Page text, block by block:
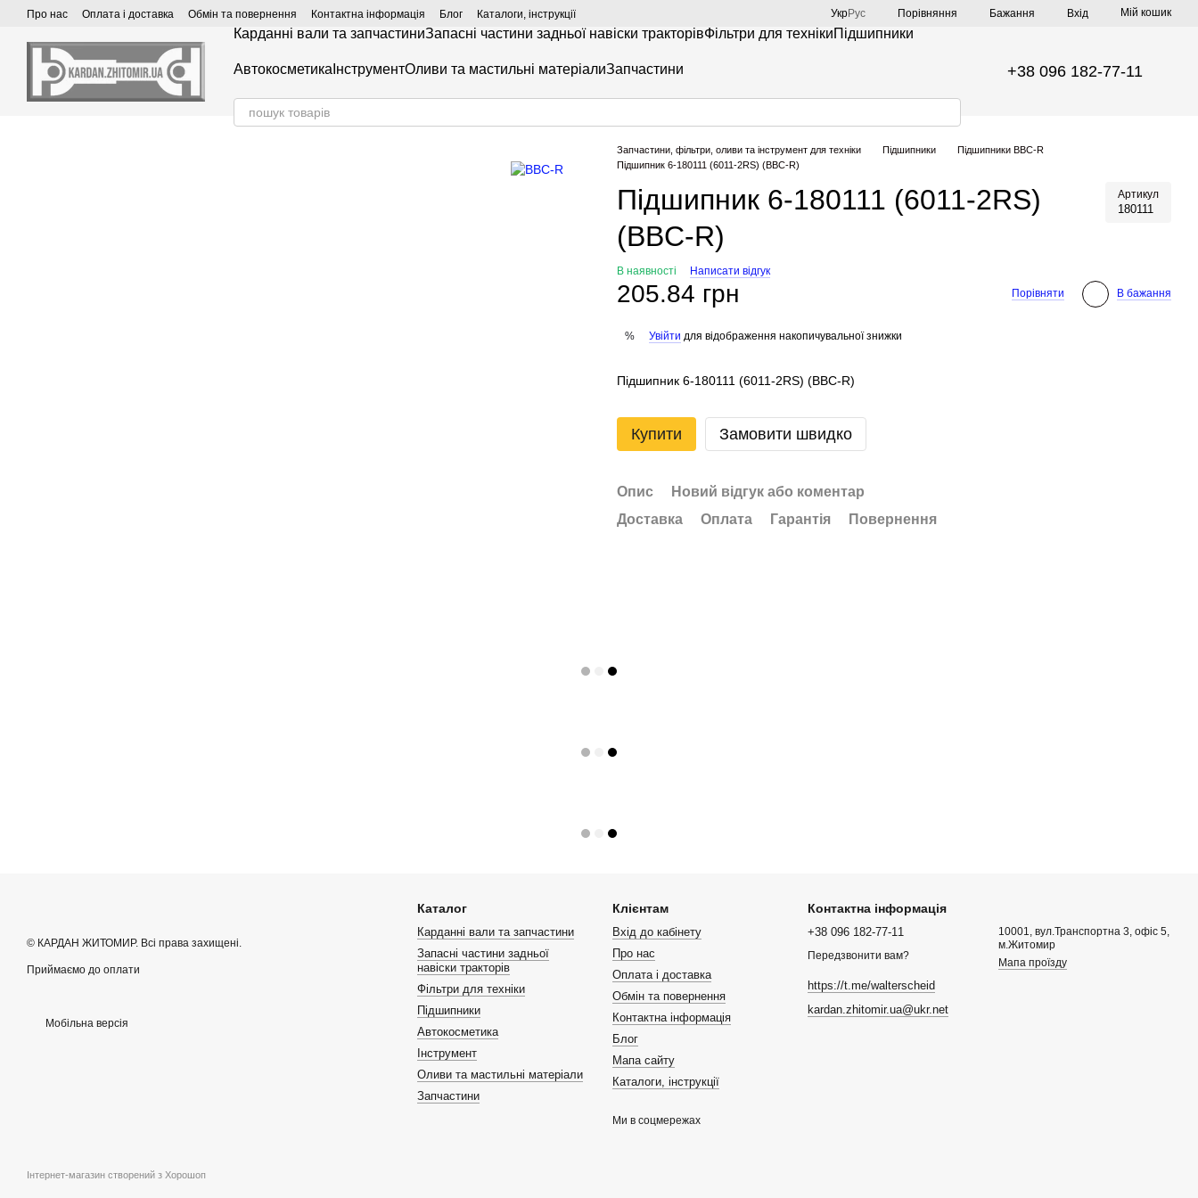
Перейти до основного контенту
Про нас Оплата і доставка Обмін та повернення Контактна інформація Блог Каталоги, інструкції УкрРус Порівняння Бажання Вхід Мій кошик
Карданні вали та запчастиниЗапасні частини задньої навіски тракторівФільтри для технікиПідшипники
Автокосметика ІнструментОливи та мастильні матеріалиЗапчастини +38 096 182-77-11
Запчастини, фільтри, оливи та інструмент для техніки Підшипники
Підшипники BBC-R
Підшипник 6-180111 (6011-2RS) (BBC-R)
Підшипник 6-180111 (6011-2RS)
(BBC-R)
Артикул
180111
В наявності Написати відгук
205.84 грн Порівняти В бажання
% Увійти для відображення накопичувальної знижки
Підшипник 6-180111 (6011-2RS) (BBC-R)
Купити Замовити швидко
Опис
Новий відгук або коментар
Доставка
Оплата Гарантія Повернення
© КАРДАН ЖИТОМИР. Всі права захищені.
Приймаємо до оплати
Мобільна версія
Інтернет-магазин створений з Хорошоп
Каталог
Карданні вали та запчастини
Запасні частини задньої
навіски тракторів
Фільтри для техніки
Підшипники
Автокосметика
Інструмент
Оливи та мастильні матеріали
Запчастини
Клієнтам
Вхід до кабінету
Про нас
Оплата і доставка
Обмін та повернення
Контактна інформація
Блог
Мапа сайту
Каталоги, інструкції
Ми в соцмережах
Контактна інформація
+38 096 182-77-11
Передзвонити вам?
https://t.me/walterscheid
kardan.zhitomir.ua@ukr.net
10001, вул.Транспортна 3, офіс 5,
м.Житомир
Мапа проїзду